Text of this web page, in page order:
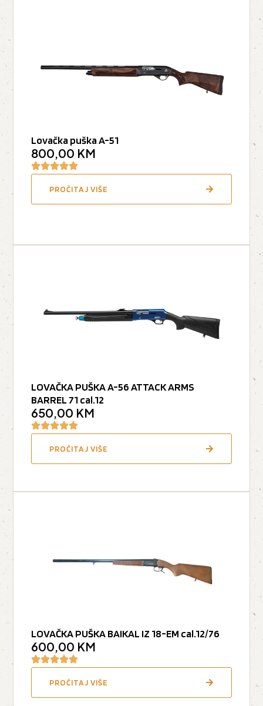
Lovačka puška A-51
800,00 KM
PROČITAJ VIŠE
LOVAČKA PUŠKA A-56 ATTACK ARMS
BARREL 71 cal.12
650,00 KM
PROČITAJ VIŠE
LOVAČKA PUŠKA BAIKAL IZ 18-EM cal.12/76
600,00 KM
PROČITAJ VIŠE